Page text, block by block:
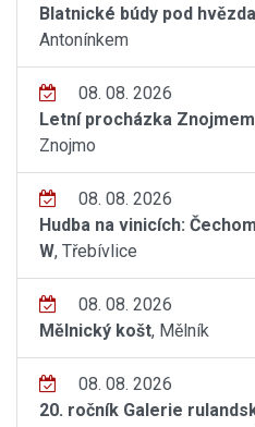
Blatnické búdy pod
Antonínkem
08. 08. 2026
Letní procházka
Znojmo
08. 08. 2026
Hudba na vinicích:
W, Třebívlice
08. 08. 2026
Mělnický košt, Mělník
08. 08. 2026
20. ročník Galerie